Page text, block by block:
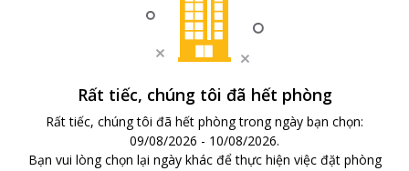
Rất tiếc, chúng tôi đã hết phòng
Rất tiếc, chúng tôi đã hết phòng trong ngày bạn chọn:
09/08/2026 - 10/08/2026.
Bạn vui lòng chọn lại ngày khác để thực hiện việc đặt phòng